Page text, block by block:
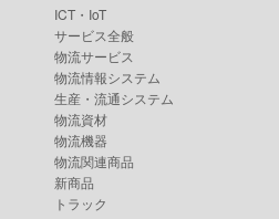
ICT・IoT
サービス全般
物流サービス
物流情報システム
生産・流通システム
物流資材
物流機器
物流関連商品
新商品
トラック